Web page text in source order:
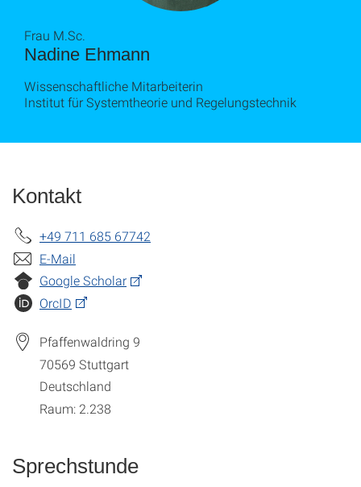
Nadine Ehmann
Frau M.Sc.
Wissenschaftliche Mitarbeiterin
Institut für Systemtheorie und Regelungstechnik
Kontakt
+49 711 685 67742
E-Mail
Google Scholar
OrcID
Pfaffenwaldring 9
70569 Stuttgart
Deutschland
Raum: 2.238
Sprechstunde